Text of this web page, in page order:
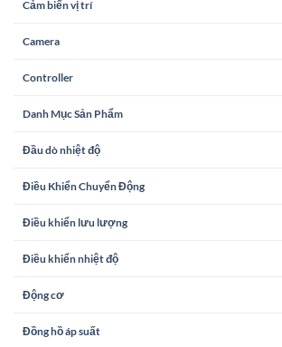
Cảm biến vị trí
Camera
Controller
Danh Mục Sản Phẩm
Đầu dò nhiệt độ
Điều Khiển Chuyển Động
Điều khiển lưu lượng
Điều khiển nhiệt độ
Động cơ
Đồng hồ áp suất